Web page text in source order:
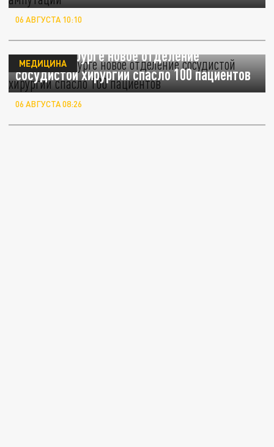
06 АВГУСТА 10:10
В Екатеринбурге новое отделение
сосудистой хирургии спасло 100 пациентов
МЕДИЦИНА
06 АВГУСТА 08:26